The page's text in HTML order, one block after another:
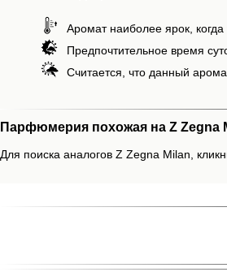
Аромат наиболее ярок,
Предпочтительное время
Считается, что данный
Парфюмерия похожая на Z Zegna
Для поиска аналогов Z Zegna Milan,